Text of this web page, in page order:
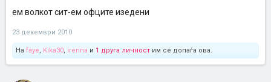
ем волкот сит-ем офците изедени
23 декември 2010
На faye, Kika30, irenna и 1 друга личност им се допаѓа ова.